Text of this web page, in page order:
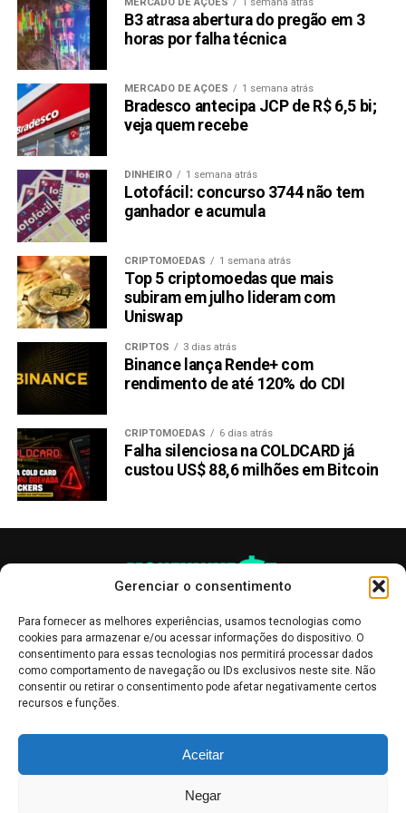
Gerenciar o consentimento
Para fornecer as melhores experiências, usamos tecnologias como
cookies para armazenar e/ou acessar informações do dispositivo. O
consentimento para essas tecnologias nos permitirá processar dados
como comportamento de navegação ou IDs exclusivos neste site. Não
consentir ou retirar o consentimento pode afetar negativamente certos
recursos e funções.
Aceitar
Negar
daqueles que consideramos os principais.
Tecnologia
Antes de mais nada, é essencial que a rede de blockchain
que abriga a criptomoeda seja segura e que os contratos
que regem o ativo sejam justos. Além disso, é preferível
que a rede permita concluir transações rápida e
rotineiramente
Comunidade
Grandes comunidades de detentores da criptomoeda,
sobretudo se têm um alto grau de engajamento, podem
contribuir imensamente para a divulgação do ativo. A
exemplo, para as fortes valorizações por que passaram
as memecoins
PepeCoineSponge.
Utilidade
Criptomoedas que podem resolver problemas práticos
dos seus detentores criam uma razão adicional para a sua
aquisição e retenção. Dessa maneira, elas contribuem para
o aumento da demanda por elas e, por consequência,
valorização costumem ser elementos de projetos para a
solução de problemas relevantes de seus detentores.
Volume de negociação e
capitalização de mercado
e capitalização de mercado tendem a ser criptomoedas
consolidadas. No entanto, grandes altas desses fatores
tendem a ser sinais de aumento considerável da demanda
B3 atrasa abertura do pregão em 3
horas por falha técnica
MERCADO DE AÇÕES 1 semana atrás
Bradesco antecipa JCP de R$ 6,5 bi;
veja quem recebe
DINHEIRO 1 semana atrás
Lotofácil: concurso 3744 não tem
ganhador e acumula
CRIPTOMOEDAS 1 semana atrás
Top 5 criptomoedas que mais
subiram em julho lideram com
Uniswap
CRIPTOS 3 dias atrás
Binance lança Rende+ com
rendimento de até 120% do CDI
CRIPTOMOEDAS 6 dias atrás
Falha silenciosa na COLDCARD já
custou US$ 88,6 milhões em Bitcoin
informativo, servindo como boletins de divulgação, e não devem ser
interpretadas como recomendações de investimento.Leia mais
Bolsa de Valores